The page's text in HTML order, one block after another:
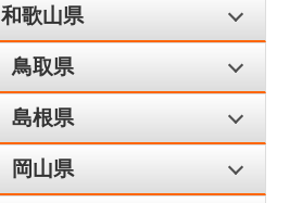
和歌山県
鳥取県
島根県
岡山県